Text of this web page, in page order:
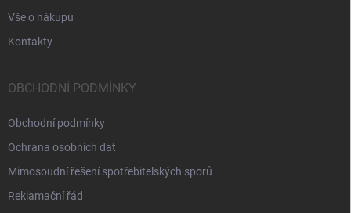
Vše o nákupu
Kontakty
OBCHODNÍ PODMÍNKY
Obchodní podmínky
Ochrana osobních dat
Mimosoudní řešení spotřebitelských sporů
Reklamační řád